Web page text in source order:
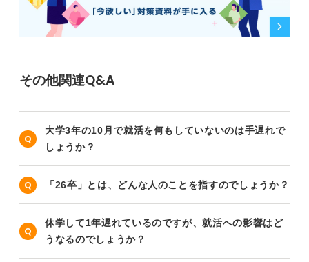
その他関連Q&A
大学3年の10月で就活を何もしていないのは手遅れで
しょうか？
「26卒」とは、どんな人のことを指すのでしょうか？
休学して1年遅れているのですが、就活への影響はど
うなるのでしょうか？